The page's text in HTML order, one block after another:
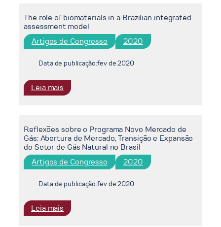
marine
fuels
in
Brazil
to
IMO2050:
an
The role of biomaterials in a Brazilian integrated
assessment model
Artigos de Congresso 2020
Data de publicação:fev de 2020
Leia mais
The
biomaterials
in
a
Brazilian
assessment
Reflexões sobre o Programa Novo Mercado de
Gás: Abertura de Mercado, Transição e Expansão
do Setor de Gás Natural no Brasil
Artigos de Congresso 2020
Data de publicação:fev de 2020
Leia mais
Reflexões